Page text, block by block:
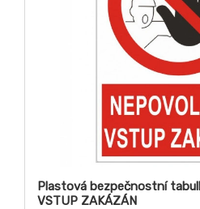
Plastová bezpečnostní
VSTUP ZAKÁZÁN